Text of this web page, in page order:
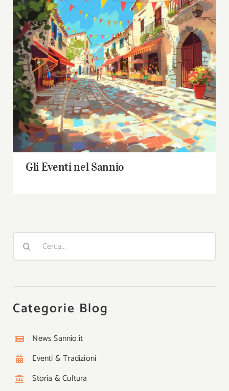
Gli Eventi nel Sannio
Gli Eventi nel Sannio
Cerca
Categorie Blog
News Sannio.it
Eventi & Tradizioni
Storia & Cultura